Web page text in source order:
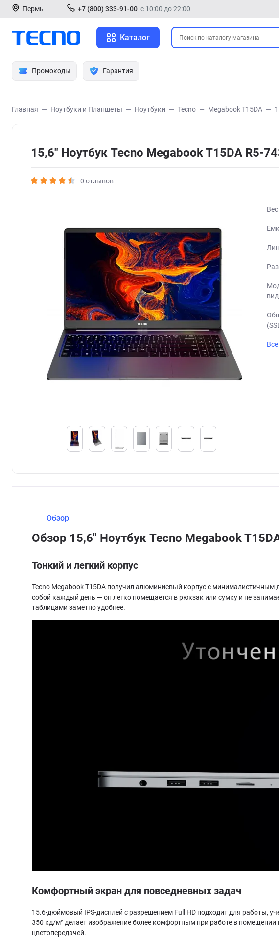
Пермь +7 (800) 333-91-00 с 10:00 до 22:00
Каталог
Промокоды Гарантия
Главная Ноутбуки и Планшеты Ноутбуки Tecno Megabook T15DA
15,6" Ноутбук Tecno Megabook T15DA R5-
0 отзывов
Вес
Обзор
Обзор 15,6" Ноутбук Tecno Megabook
Тонкий и легкий корпус
Tecno Megabook T15DA получил алюминиевый корпус с минималистичным
собой каждый день — он легко помещается в рюкзак или сумку и не
таблицами заметно удобнее.
Комфортный экран для повседневных задач
15.6-дюймовый IPS-дисплей с разрешением Full HD подходит для работы,
350 кд/м² делает изображение более комфортным при работе в
цветопередачей.